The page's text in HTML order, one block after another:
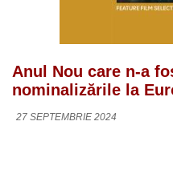
Anul Nou care n-a
nominalizările la
27 SEPTEMBRIE 2024